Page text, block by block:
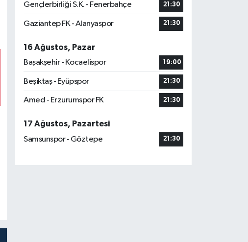
Gençlerbirliği S.K. - Fenerbahçe 21:30
Gaziantep FK - Alanyaspor 21:30
16 Ağustos, Pazar
Başakşehir - Kocaelispor
19:00
Beşiktaş - Eyüpspor 21:30
Amed - Erzurumspor FK 21:30
17 Ağustos, Pazartesi
Samsunspor - Göztepe
21:30